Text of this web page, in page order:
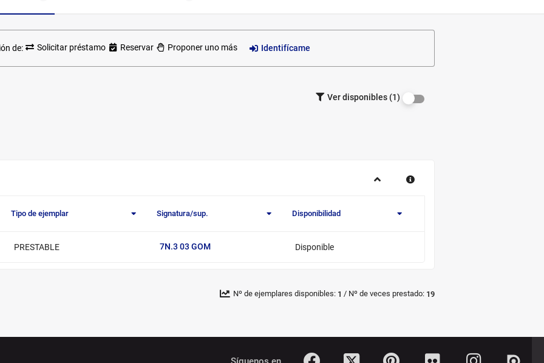
de: Solicitar préstamo Reservar Proponer uno más Identifícame
ejemplares
Ver disponibles (1)
Tipo de ejemplar Signatura/sup.
Disponibilidad
PRESTABLE 7N.3 03 GOM Disponible
Nº de ejemplares disponibles: 1 / Nº de veces prestado: 19
Facebook Twitter Pinterest Instagram